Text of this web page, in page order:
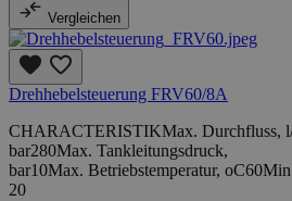
Vergleichen
Drehhebelsteuerung FRV60/8A
CHARACTERISTIKMax. Durchfluss,
bar280Max. Tankleitungsdruck,
bar10Max. Betriebstemperatur,
20